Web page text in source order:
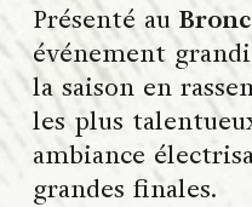
Présenté au
événement
la saison en
les plus
ambiance
grandes finales.